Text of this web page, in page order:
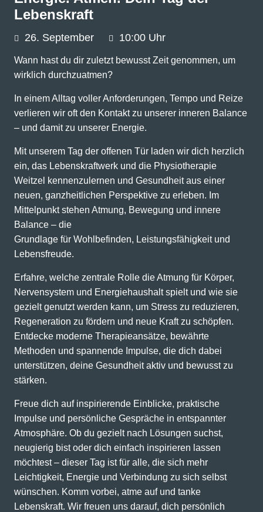
Lebenskraft
26. September 10:00 Uhr
Wann hast du dir zuletzt bewusst Zeit genommen, um
wirklich durchzuatmen?
In einem Alltag voller Anforderungen, Tempo und Reize
verlieren wir oft den Kontakt zu unserer inneren Balance
– und damit zu unserer Energie.
Mit unserem Tag der offenen Tür laden wir dich herzlich
ein, das Lebenskraftwerk und die Physiotherapie
Weitzel kennenzulernen und Gesundheit aus einer
neuen, ganzheitlichen Perspektive zu erleben. Im
Mittelpunkt stehen Atmung, Bewegung und innere
Balance – die
Grundlage für Wohlbefinden, Leistungsfähigkeit und
Lebensfreude.
Erfahre, welche zentrale Rolle die Atmung für Körper,
Nervensystem und Energiehaushalt spielt und wie sie
gezielt genutzt werden kann, um Stress zu reduzieren,
Regeneration zu fördern und neue Kraft zu schöpfen.
Entdecke moderne Therapieansätze, bewährte
Methoden und spannende Impulse, die dich dabei
unterstützen, deine Gesundheit aktiv und bewusst zu
stärken.
Freue dich auf inspirierende Einblicke, praktische
Impulse und persönliche Gespräche in entspannter
Atmosphäre. Ob du gezielt nach Lösungen suchst,
neugierig bist oder dich einfach inspirieren lassen
möchtest – dieser Tag ist für alle, die sich mehr
Leichtigkeit, Energie und Verbindung zu sich selbst
wünschen. Komm vorbei, atme auf und tanke
Lebenskraft. Wir freuen uns darauf, dich persönlich